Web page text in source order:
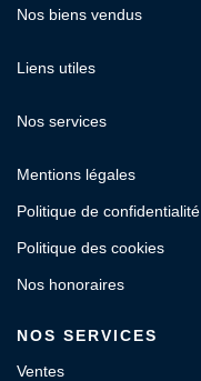
Nos biens vendus
Liens utiles
Nos services
Mentions légales
Politique de confidentialité
Politique des cookies
Nos honoraires
NOS SERVICES
Ventes